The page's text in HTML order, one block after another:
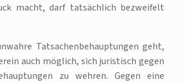
macht, darf tatsächlich bezweifelt
Tatsachenbehauptungen geht,
auch möglich, sich juristisch gegen
zu wehren. Gegen eine